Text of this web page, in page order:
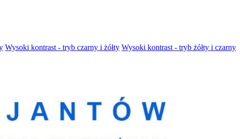
Wysoki kontrast - tryb czarny i żółty Wysoki kontrast - tryb żółty i czarny